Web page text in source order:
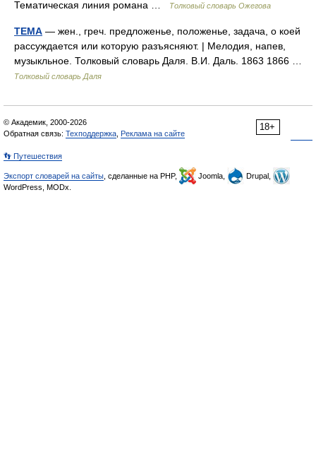
Тематическая линия романа …
Толковый словарь Ожегова
ТЕМА — жен., греч. предложенье, положенье, задача, о коей
рассуждается или которую разъясняют. | Мелодия, напев,
музыкльное. Толковый словарь Даля. В.И. Даль. 1863 1866 …
Толковый словарь Даля
18+
© Академик, 2000-2026
Обратная связь: Техподдержка Реклама на сайте
👣 Путешествия
Экспорт словарей на сайты , сделанные на PHP, Joomla,
Drupal,
WordPress, MODx.